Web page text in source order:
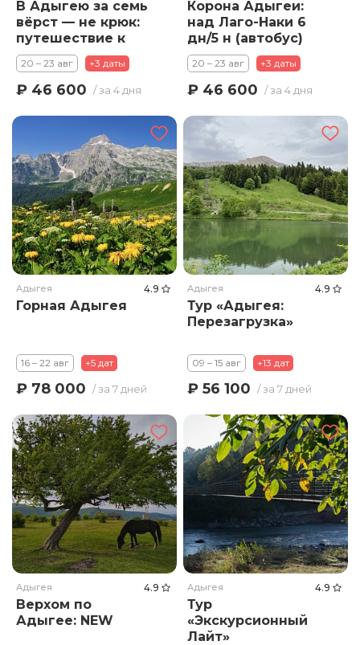
В Адыгею за семь
вёрст — не крюк:
путешествие к
сердцу Кавказа» 6
дн/5 н (автобус)
20 – 23 авг +3 даты
₽ 46 600 / за 4 дня
Корона Адыгеи:
над Лаго-Наки 6
дн/5 н (автобус)
20 – 23 авг +3 даты
₽ 46 600 / за 4 дня
Адыгея 4.9
Горная Адыгея
16 – 22 авг +5 дат
₽ 78 000 / за 7 дней
Адыгея 4.9
Тур «Адыгея:
Перезагрузка»
09 – 15 авг +13 дат
₽ 56 100 / за 7 дней
Адыгея 4.9
Верхом по
Адыгее: NEW
Адыгея 4.9
Тур
«Экскурсионный
Лайт»